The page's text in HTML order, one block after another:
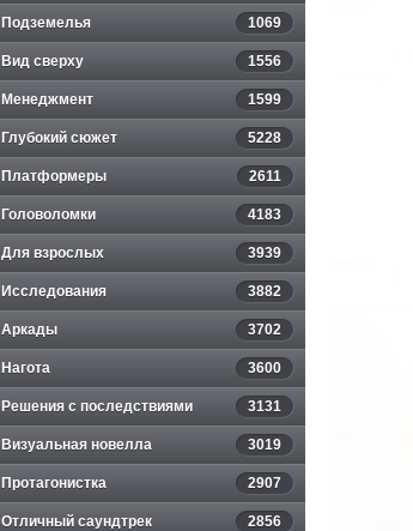
Подземелья 1069
Вид сверху 1556
Менеджмент 1599
Глубокий сюжет 5228
Платформеры 2611
Головоломки 4183
Для взрослых 3939
Исследования 3882
Аркады 3702
Нагота 3600
Решения с последствиями 3131
Визуальная новелла 3019
Протагонистка 2907
Отличный саундтрек 2856